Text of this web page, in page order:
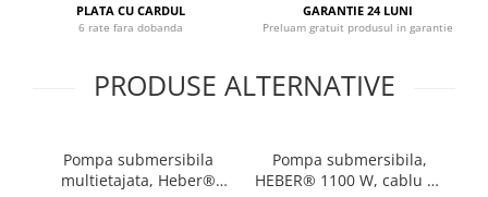
PLATA CU CARDUL
6 rate fara dobanda
GARANTIE 24 LUNI
Preluam gratuit produsul in garantie
PRODUSE ALTERNATIVE
Pompa submersibila
multietajata, Heber®
Pompa submersibila,
HEBER® 1100 W, cablu 15